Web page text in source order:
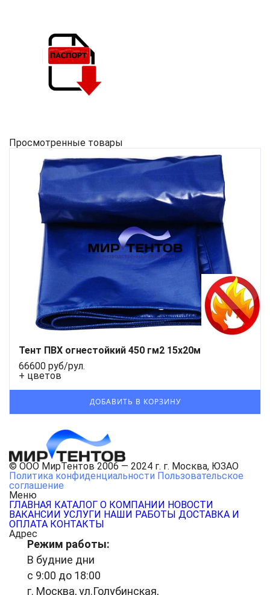
Просмотренные товары
Тент ПВХ огнестойкий 450 гм2 15x20м
66600 руб/рул.
+ цветов
© ООО МирТентов 2006 — 2024 г. г. Москва, ЮЗАО
Политика конфиденциальности Пользовательское
соглашение
Меню
ГЛАВНАЯ КАТАЛОГ О КОМПАНИИ НОВОСТИ
ВАКАНСИИ УСЛУГИ НАШИ РАБОТЫ ДОСТАВКА И
ОПЛАТА КОНТАКТЫ
Адрес
Режим работы:
В будние дни
с 9:00 до 18:00
г. Москва, ул.Голубинская,